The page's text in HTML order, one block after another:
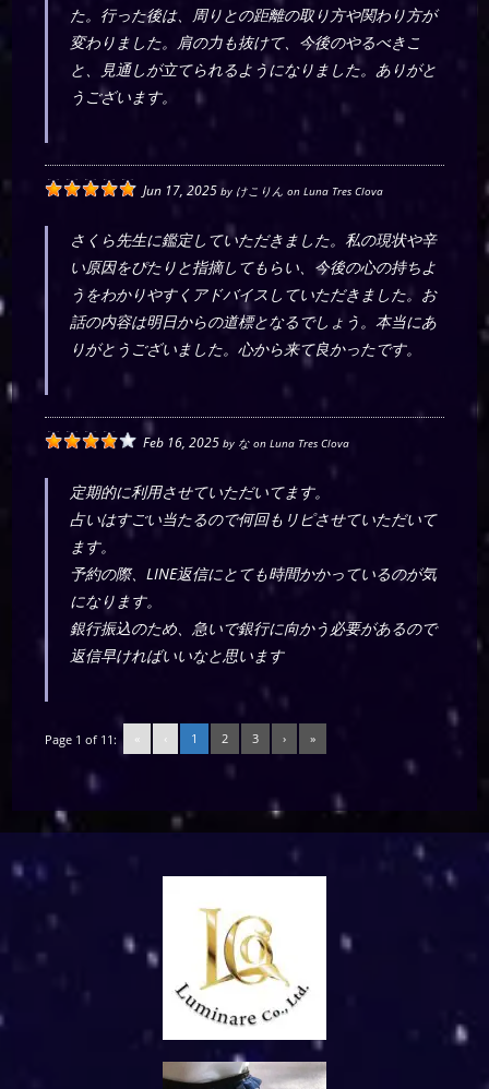
た。行った後は、周りとの距離の取り方や関わり方が
変わりました。肩の力も抜けて、今後のやるべきこ
と、見通しが立てられるようになりました。ありがと
うございます。
Jun 17, 2025 by けこりん onLuna Tres Clova
さくら先生に鑑定していただきました。私の現状や辛
い原因をぴたりと指摘してもらい、今後の心の持ちよ
うをわかりやすくアドバイスしていただきました。お
話の内容は明日からの道標となるでしょう。本当にあ
りがとうございました。心から来て良かったです。
Feb 16, 2025 by な onLuna Tres Clova
定期的に利用させていただいてます。
占いはすごい当たるので何回もリピさせていただいて
ます。
予約の際、LINE返信にとても時間かかっているのが気
になります。
銀行振込のため、急いで銀行に向かう必要があるので
返信早ければいいなと思います
Page 1 of 11: « ‹ 1 2 3 › »